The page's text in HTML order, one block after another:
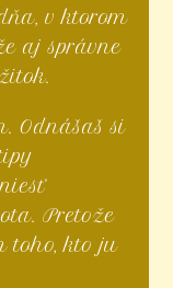
v ktorom
aj správne
Odnášaš si
Pretože
toho, kto ju